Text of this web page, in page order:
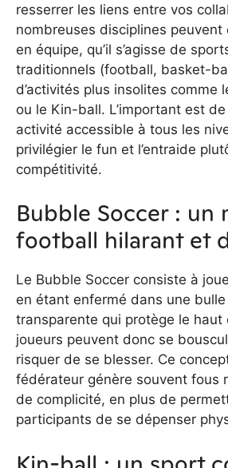
resserrer les liens entre vos
nombreuses disciplines peuvent
en équipe, qu’il s’agisse de
traditionnels (football, basket-
d’activités plus insolites comme
ou le Kin-ball. L’important est
activité accessible à tous les
privilégier le fun et l’entraide
compétitivité.
Bubble Soccer : un
football hilarant et
Le Bubble Soccer consiste à
en étant enfermé dans une
transparente qui protège le haut
joueurs peuvent donc se
risquer de se blesser. Ce
fédérateur génère souvent fous
de complicité, en plus de
participants de se dépenser